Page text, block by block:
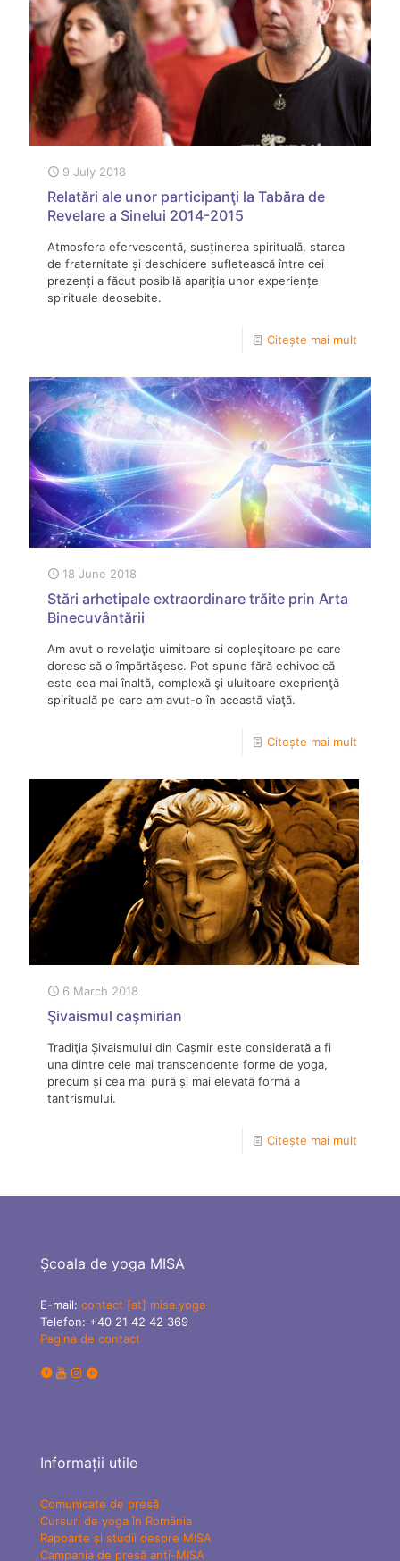
9 July 2018
Relatări ale unor participanţi la Tabăra de
Revelare a Sinelui 2014-2015
Atmosfera efervescentă, susținerea spirituală, starea
de fraternitate și deschidere sufletească între cei
prezenți a făcut posibilă apariția unor experiențe
spirituale deosebite.
Citește mai mult
18 June 2018
Stări arhetipale extraordinare trăite prin Arta
Binecuvântării
Am avut o revelaţie uimitoare si copleşitoare pe care
doresc să o împărtăşesc. Pot spune fără echivoc că
este cea mai înaltă, complexă şi uluitoare exeprienţă
spirituală pe care am avut-o în această viaţă.
Citește mai mult
6 March 2018
Şivaismul caşmirian
Tradiţia Șivaismului din Cașmir este considerată a fi
una dintre cele mai transcendente forme de yoga,
precum și cea mai pură și mai elevată formă a
tantrismului.
Citește mai mult
Școala de yoga MISA
E-mail: contact [at] misa.yoga
Telefon: +40 21 42 42 369
Pagina de contact
Informații utile
Comunicate de presă
Cursuri de yoga în România
Rapoarte și studii despre MISA
Campania de presă anti-MISA